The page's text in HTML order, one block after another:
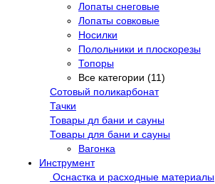
Лопаты снеговые
Лопаты совковые
Носилки
Полольники и плоскорезы
Топоры
Все категории (11)
Сотовый поликарбонат
Тачки
Товары дл бани и сауны
Товары для бани и сауны
Вагонка
Инструмент
Оснастка и расходные материалы